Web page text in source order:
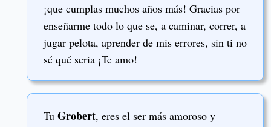
¡que cumplas muchos años más! Gracias por
enseñarme todo lo que se, a caminar, correr, a
jugar pelota, aprender de mis errores, sin ti no
sé qué seria ¡Te amo!
Tu Grobert, eres el ser más amoroso y